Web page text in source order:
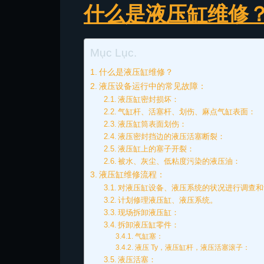
什么是液压缸维修？
Mục Lục.
什么是液压缸维修？
液压设备运行中的常见故障：
液压缸密封损坏：
气缸杆、活塞杆、划伤、麻点气缸表面：
液压缸筒表面划伤：
液压密封挡边的液压活塞断裂：
液压缸上的塞子开裂：
被水、灰尘、低粘度污染的液压油：
液压缸维修流程：
对液压缸设备、液压系统的状况进行调查和
计划修理液压缸、液压系统。
现场拆卸液压缸：
拆卸液压缸零件：
气缸塞：
液压 Ty，液压缸杆，液压活塞滚子：
液压活塞：